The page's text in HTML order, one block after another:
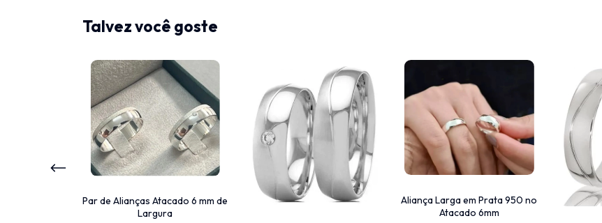
Talvez você goste
Par de Alianças Atacado 6 mm de
Largura
Aliança Larga em Prata 950 no
Atacado 6mm